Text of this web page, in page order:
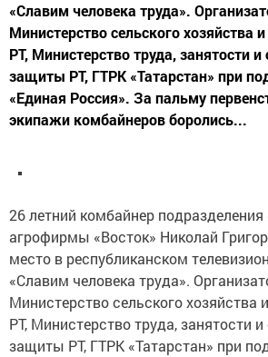
«Славим человека труда».
Министерство сельского хозяйства
РТ, Министерство труда, занятости
защиты РТ, ГТРК «Татарстан» при
«Единая Россия». За пальму
экипажи комбайнеров боролись...
26 летний комбайнер подразделения
агрофирмы «Восток» Николай
место в республиканском
«Славим человека труда».
Министерство сельского хозяйства
РТ, Министерство труда, занятости
защиты РТ, ГТРК «Татарстан» при